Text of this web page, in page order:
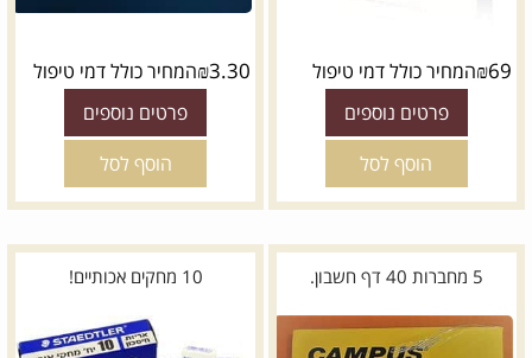
₪69 המחיר כולל דמי טיפול
פרטים נוספים
הוסף לסל
₪3.30 המחיר כולל דמי טיפול
פרטים נוספים
הוסף לסל
5 מחברות 40 דף חשבון. 10 מחקים אכותיים!